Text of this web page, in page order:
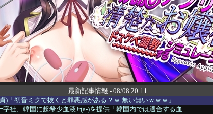
最新記事情報 - 08/08 20:11
)「初音ミクで抜くと罪悪感がある？ｗ 無い無いｗｗｗ」
字社、韓国に超希少血液Jr(a-)を提供「韓国内では適合する血...